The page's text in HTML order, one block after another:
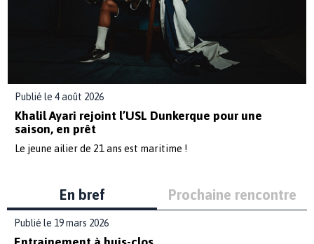
Publié le 4 août 2026
Khalil Ayari rejoint l’USL Dunkerque pour une
saison, en prêt
Le jeune ailier de 21 ans est maritime !
En bref Prochaine rencontre
Publié le 19 mars 2026